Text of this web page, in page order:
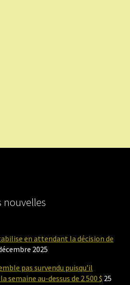
nouvelles
en attendant la décision de
2025
pas survendu puisqu’il
semaine au-dessus de 2 500 $ 25